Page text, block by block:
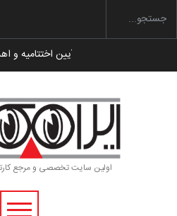
به یاد اردوغان باشول
اولین سایت تخصصی و مرجع